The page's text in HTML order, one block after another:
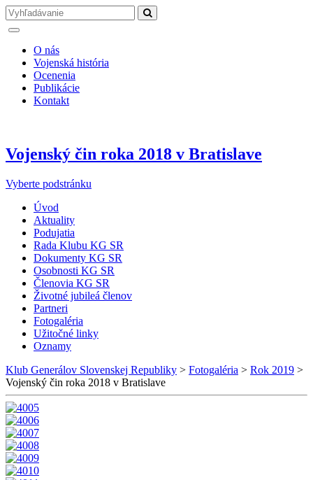
O nás
Vojenská história
Ocenenia
Publikácie
Kontakt
Vojenský čin roka 2018 v Bratislave
Vyberte podstránku
Úvod
Aktuality
Podujatia
Rada Klubu KG SR
Dokumenty KG SR
Osobnosti KG SR
Členovia KG SR
Životné jubileá členov
Partneri
Fotogaléria
Užitočné linky
Oznamy
Klub Generálov Slovenskej Republiky > Fotogaléria > Rok 2019 >
Vojenský čin roka 2018 v Bratislave